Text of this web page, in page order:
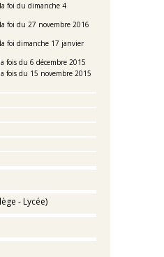
foi du dimanche 4
foi du 27 novembre 2016
foi dimanche 17 janvier
fois du 6 décembre 2015
fois du 15 novembre 2015
- Lycée)